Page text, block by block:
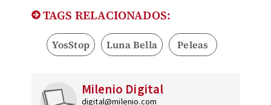
TAGS RELACIONADOS:
YosStop Luna Bella Peleas
Milenio Digital
digital@milenio.com